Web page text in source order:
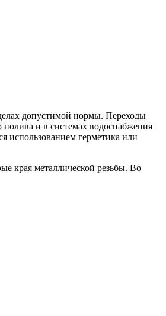
допустимой нормы. Переходы
и в системах водоснабжения
использованием герметика или
края металлической резьбы. Во